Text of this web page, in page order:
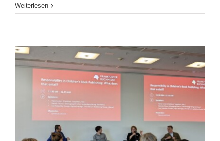
Professionals
Börsenvereins
Weiterlesen